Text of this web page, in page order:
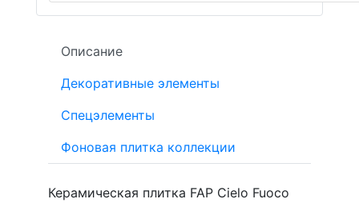
Описание
Декоративные элементы
Спецэлементы
Фоновая плитка коллекции
Керамическая плитка FAP Cielo Fuoco